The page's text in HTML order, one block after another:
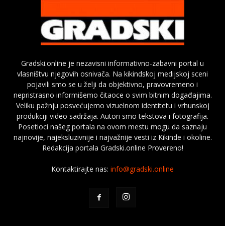
Gradski.online je nezavisni informativno-zabavni portal u
vlasništvu njegovih osnivača. Na kikindskoj medijskoj sceni
pojavili smo se u želji da objektivno, pravovremeno i
nepristrasno informišemo čitaoce o svim bitnim događajima.
Veliku pažnju posvećujemo vizuelnom identitetu i vrhunskoj
produkciji video sadržaja. Autori smo tekstova i fotografija.
Posetioci našeg portala na ovom mestu mogu da saznaju
najnovije, najeksluzivnije i najvažnije vesti iz Kikinde i okoline.
Redakcija portala Gradski.online Provereno!
Kontaktirajte nas: info@gradski.online